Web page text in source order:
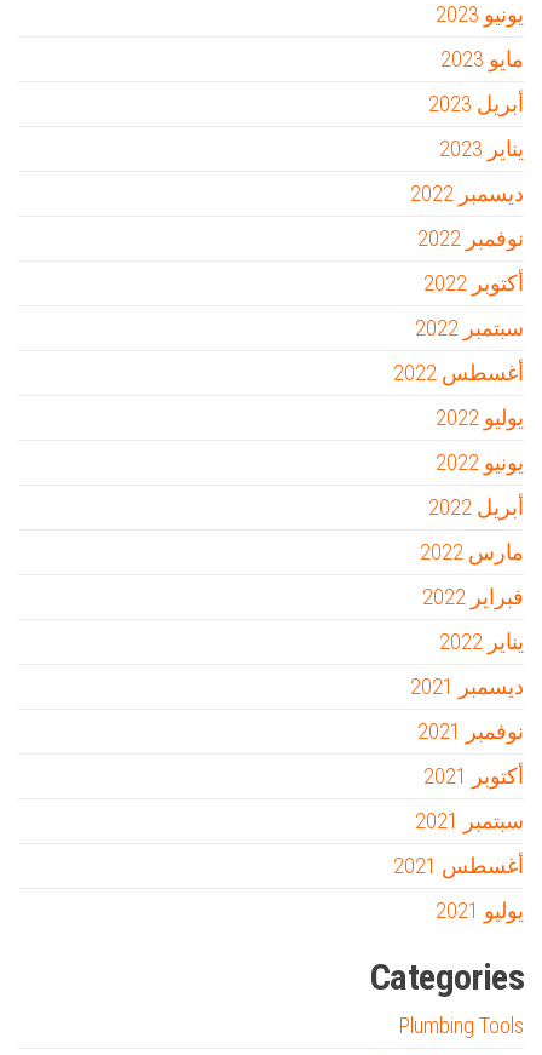
يونيو 2023
مايو 2023
أبريل 2023
يناير 2023
ديسمبر 2022
نوفمبر 2022
أكتوبر 2022
سبتمبر 2022
أغسطس 2022
يوليو 2022
يونيو 2022
أبريل 2022
مارس 2022
فبراير 2022
يناير 2022
ديسمبر 2021
نوفمبر 2021
أكتوبر 2021
سبتمبر 2021
أغسطس 2021
يوليو 2021
Categories
Plumbing Tools